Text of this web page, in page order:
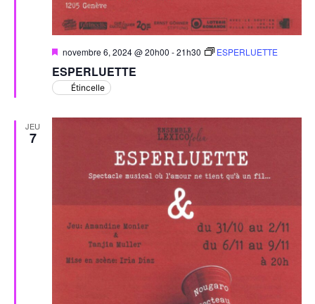
ESPERLUETTE
Mis
avant
novembre 6, 2024 @ 20h00 -21h30 ESPERLUETTE
Étincelle
JEU
7